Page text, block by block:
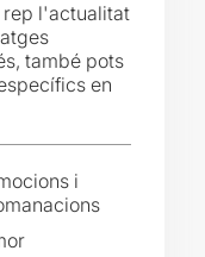
rep l'actualitat
també pots
en
i